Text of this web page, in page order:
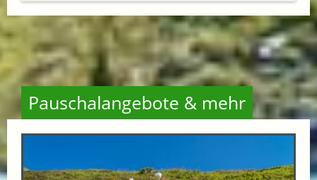
Pauschalangebote & mehr